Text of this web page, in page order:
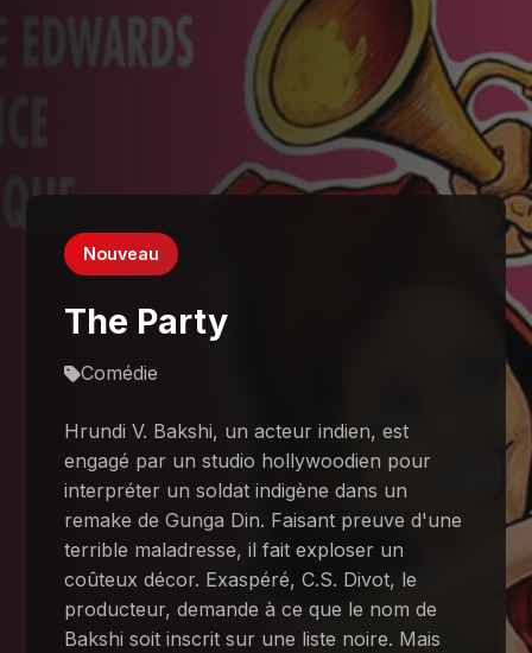
Nouveau
The Party
Comédie
Hrundi V. Bakshi, un acteur indien, est
engagé par un studio hollywoodien pour
interpréter un soldat indigène dans un
remake de Gunga Din. Faisant preuve d'une
terrible maladresse, il fait exploser un
coûteux décor. Exaspéré, C.S. Divot, le
producteur, demande à ce que le nom de
Bakshi soit inscrit sur une liste noire. Mais